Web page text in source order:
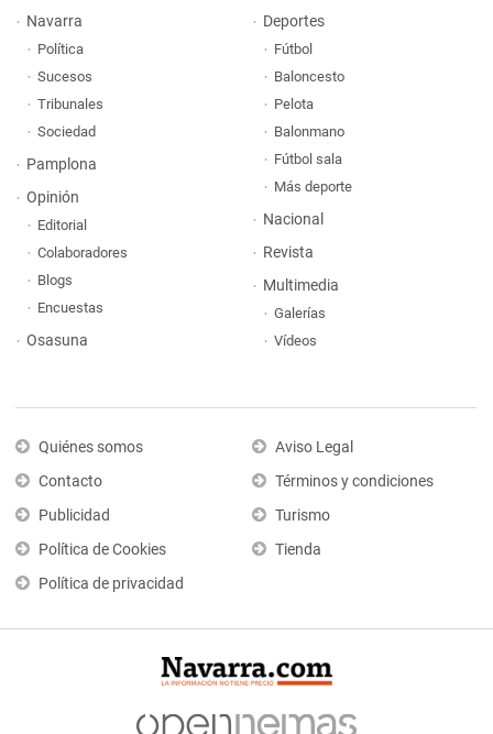
Navarra
Política
Sucesos
Tribunales
Sociedad
Pamplona
Opinión
Editorial
Colaboradores
Blogs
Encuestas
Osasuna
Deportes
Fútbol
Baloncesto
Pelota
Balonmano
Fútbol sala
Más deporte
Nacional
Revista
Multimedia
Galerías
Vídeos
Quiénes somos
Contacto
Publicidad
Política de Cookies
Política de privacidad
Aviso Legal
Términos y condiciones
Turismo
Tienda